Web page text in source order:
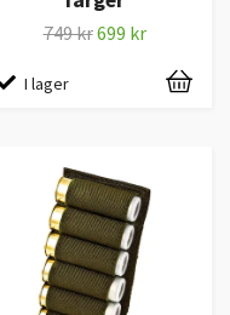
749 kr699 kr
I lager